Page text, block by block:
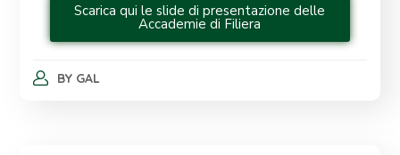
Scarica qui le slide di presentazione delle
Accademie di Filiera
BY GAL